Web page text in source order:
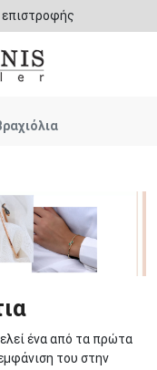
ένα από τα πρώτα
του στην